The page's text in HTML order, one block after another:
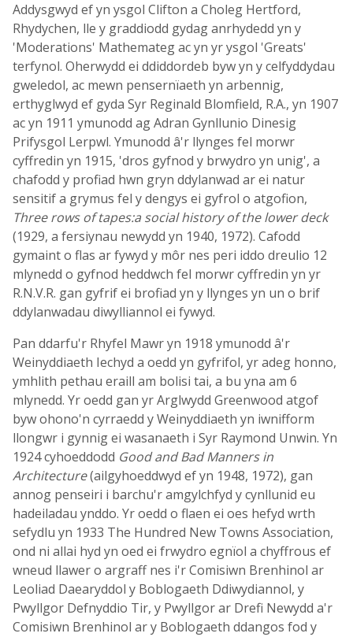
Addysgwyd ef yn ysgol Clifton a Choleg Hertford,
Rhydychen, lle y graddiodd gydag anrhydedd yn y
'Moderations' Mathemateg ac yn yr ysgol 'Greats'
terfynol. Oherwydd ei ddiddordeb byw yn y celfyddydau
gweledol, ac mewn pensernïaeth yn arbennig,
erthyglwyd ef gyda Syr Reginald Blomfield, R.A., yn 1907
ac yn 1911 ymunodd ag Adran Gynllunio Dinesig
Prifysgol Lerpwl. Ymunodd â'r llynges fel morwr
cyffredin yn 1915, 'dros gyfnod y brwydro yn unig', a
chafodd y profiad hwn gryn ddylanwad ar ei natur
sensitif a grymus fel y dengys ei gyfrol o atgofion,
Three rows of tapes:a social history of the lower deck
(1929, a fersiynau newydd yn 1940, 1972). Cafodd
gymaint o flas ar fywyd y môr nes peri iddo dreulio 12
mlynedd o gyfnod heddwch fel morwr cyffredin yn yr
R.N.V.R. gan gyfrif ei brofiad yn y llynges yn un o brif
ddylanwadau diwylliannol ei fywyd.
Pan ddarfu'r Rhyfel Mawr yn 1918 ymunodd â'r
Weinyddiaeth Iechyd a oedd yn gyfrifol, yr adeg honno,
ymhlith pethau eraill am bolisi tai, a bu yna am 6
mlynedd. Yr oedd gan yr Arglwydd Greenwood atgof
byw ohono'n cyrraedd y Weinyddiaeth yn iwnifform
llongwr i gynnig ei wasanaeth i Syr Raymond Unwin. Yn
1924 cyhoeddodd Good and Bad Manners in
Architecture(ailgyhoeddwyd ef yn 1948, 1972), gan
annog penseiri i barchu'r amgylchfyd y cynllunid eu
hadeiladau ynddo. Yr oedd o flaen ei oes hefyd wrth
sefydlu yn 1933 The Hundred New Towns Association,
ond ni allai hyd yn oed ei frwydro egnïol a chyffrous ef
wneud llawer o argraff nes i'r Comisiwn Brenhinol ar
Leoliad Daearyddol y Boblogaeth Ddiwydiannol, y
Pwyllgor Defnyddio Tir, y Pwyllgor ar Drefi Newydd a'r
Comisiwn Brenhinol ar y Boblogaeth ddangos fod y